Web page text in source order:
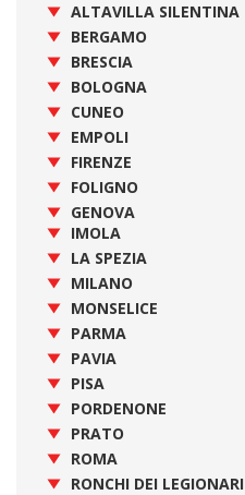
ALTAVILLA SILENTINA
BERGAMO
BRESCIA
BOLOGNA
CUNEO
EMPOLI
FIRENZE
FOLIGNO
GENOVA
IMOLA
LA SPEZIA
MILANO
MONSELICE
PARMA
PAVIA
PISA
PORDENONE
PRATO
ROMA
RONCHI DEI LEGIONARI